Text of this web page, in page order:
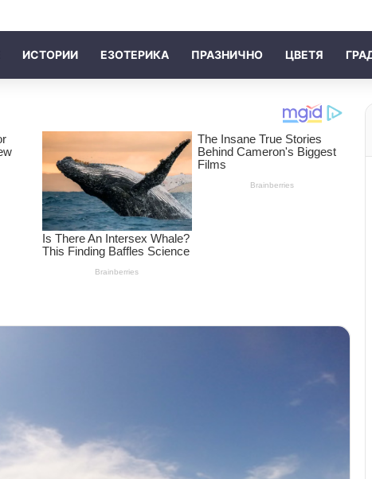
ИСТОРИИ ЕЗОТЕРИКА ПРАЗНИЧНО ЦВЕТЯ